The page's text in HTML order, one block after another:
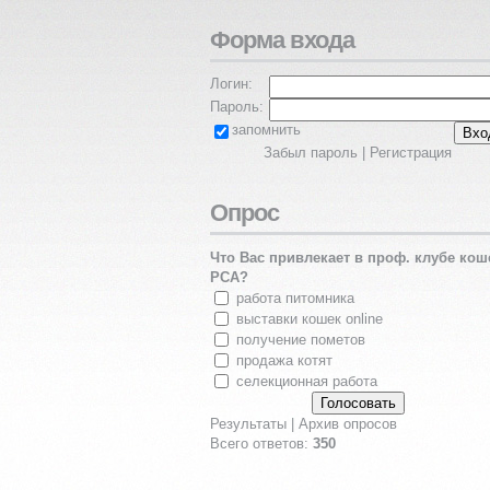
Форма входа
Логин:
Пароль:
запомнить
Забыл пароль
Регистрация
Опрос
Что Вас привлекает в проф. клубе
PCA?
работа питомника
выставки кошек online
получение пометов
продажа котят
селекционная работа
Результаты
Архив опросов
Всего ответов: 350